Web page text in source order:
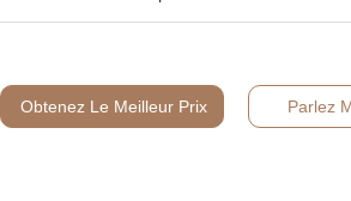
Obtenez Le Meilleur Prix Parlez